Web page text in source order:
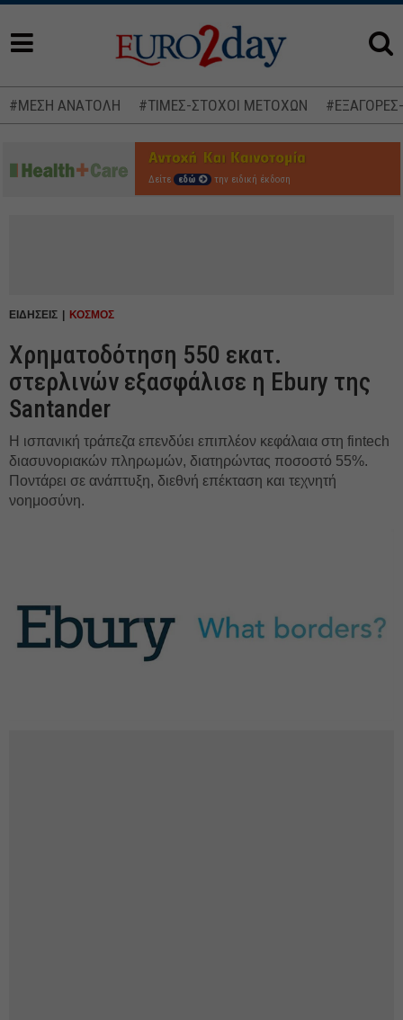
#ΜΕΣΗ ΑΝΑΤΟΛΗ #ΤΙΜΕΣ-ΣΤΟΧΟΙ ΜΕΤΟΧΩΝ
Δείτε εδώ την ειδική έκδοση
ΕΙΔΗΣΕΙΣ ΚΟΣΜΟΣ
Χρηματοδότηση 550 εκατ.
στερλινών εξασφάλισε η Ebury της
Santander
Η ισπανική τράπεζα επενδύει επιπλέον κεφάλαια στη fintech
διασυνοριακών πληρωμών, διατηρώντας ποσοστό 55%.
Ποντάρει σε ανάπτυξη, διεθνή επέκταση και τεχνητή
νοημοσύνη.